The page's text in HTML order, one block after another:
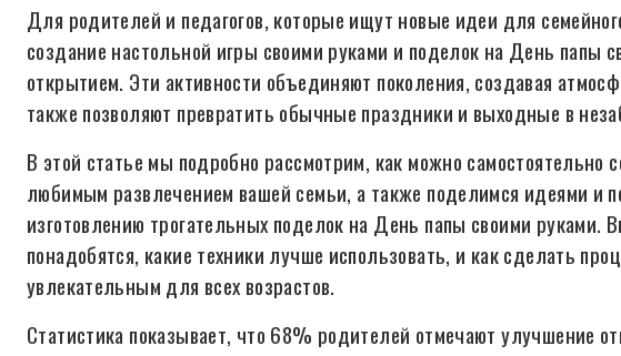
Для родителей и педагогов, которые ищут новые идеи для
создание настольной игры своими руками и поделок на День папы
открытием. Эти активности объединяют поколения, создавая
также позволяют превратить обычные праздники и выходные в
В этой статье мы подробно рассмотрим, как можно самостоятельно
любимым развлечением вашей семьи, а также поделимся идеями и
изготовлению трогательных поделок на День папы своими руками.
понадобятся, какие техники лучше использовать, и как сделать
увлекательным для всех возрастов.
Статистика показывает, что 68% родителей отмечают улучшение